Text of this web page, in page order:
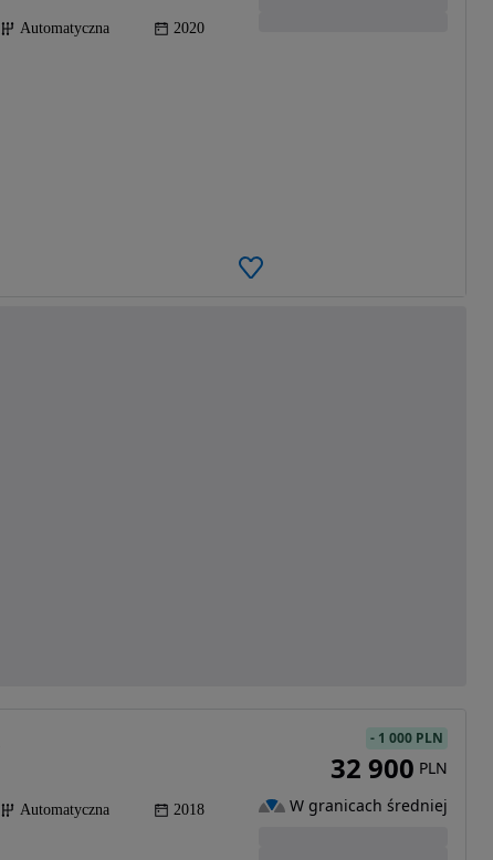
Automatyczna 2020
Automatyczna 2018
- 1 000 PLN
32 900 PLN
W granicach średniej